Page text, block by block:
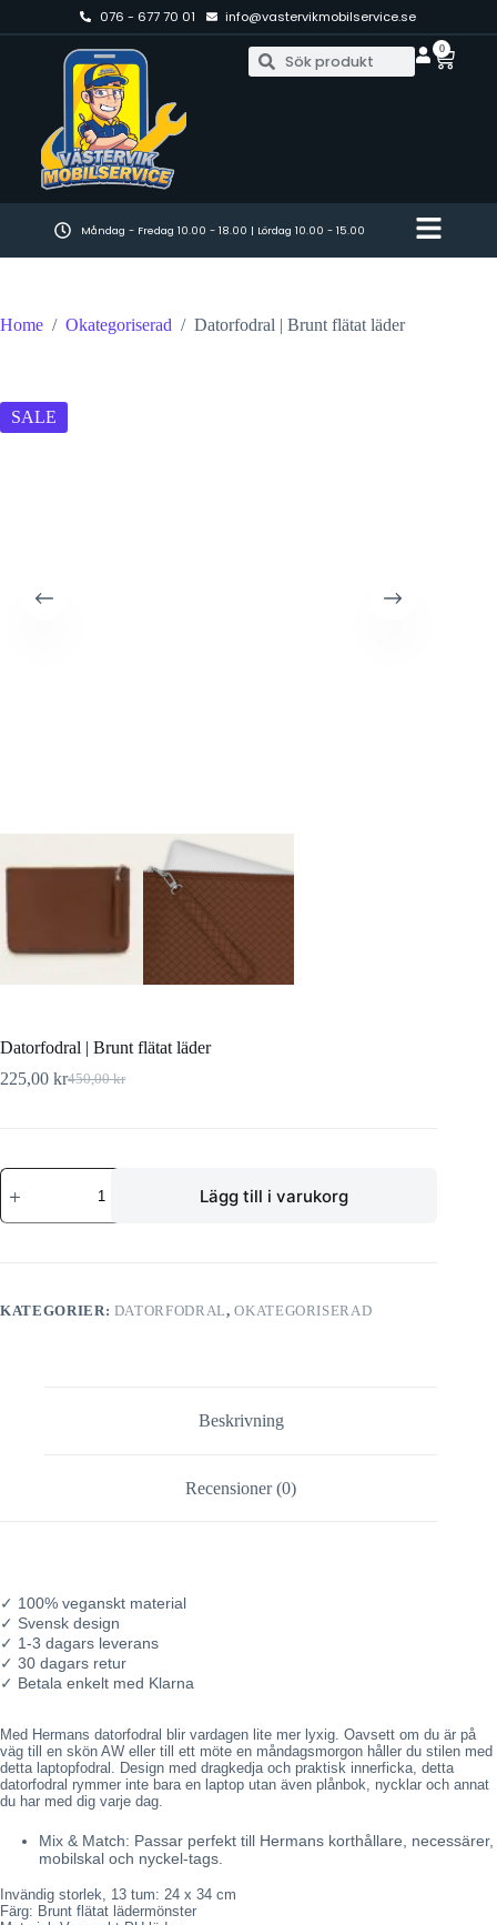
076 - 677 70 01 info@vastervikmobilservice.se
0
Måndag - Fredag 10.00 - 18.00 | Lördag 10.00 - 15.00
Home / Okategoriserad / Datorfodral | Brunt flätat läder
SALE
Datorfodral | Brunt flätat läder
450,00kr
225,00 kr
Lägg till i varukorg
KATEGORIER: DATORFODRAL,OKATEGORISERAD
Beskrivning
Recensioner (0)
✓ 100% veganskt material
✓ Svensk design
✓ 1-3 dagars leverans
✓ 30 dagars retur
✓ Betala enkelt med Klarna
L
ä
g
g
e
l
p
Med Hermans datorfodral blir vardagen lite mer lyxig. Oavsett om du är på
väg till en skön AW eller till ett möte en måndagsmorgon håller du stilen med
detta laptopfodral. Design med dragkedja och praktisk innerficka, detta
datorfodral rymmer inte bara en laptop utan även plånbok, nycklar och annat
du har med dig varje dag.
Mix & Match: Passar perfekt till Hermans korthållare, necessärer,
mobilskal och nyckel-tags.
Invändig storlek, 13 tum: 24 x 34 cm
Färg: Brunt flätat lädermönster